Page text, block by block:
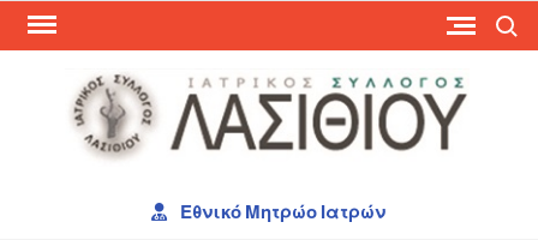
Skip
Εθνικό Μητρώο Ιατρών